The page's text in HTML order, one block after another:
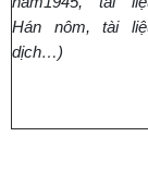
Hán nôm, tài
dịch…)